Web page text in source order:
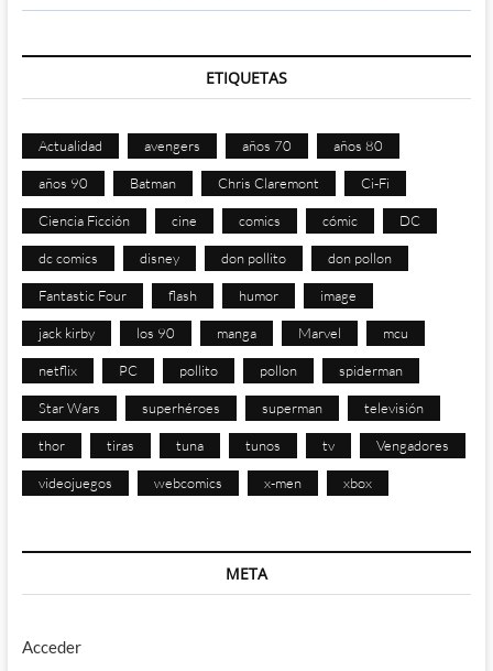
ETIQUETAS
Actualidad avengers años 70 años 80
años 90 Batman Chris Claremont Ci-Fi
Ciencia Ficción cine comics cómic DC
dc comics disney don pollito don pollon
Fantastic Four flash humor image
jack kirby los 90 manga Marvel mcu
netflix PC pollito pollon spiderman
Star Wars superhéroes superman televisión
thor tiras tuna tunos tv Vengadores
videojuegos webcomics x-men xbox
META
Acceder